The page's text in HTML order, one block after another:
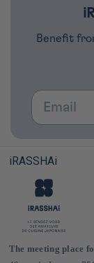
Benefit
Email
iRASSHAi
The meeting place